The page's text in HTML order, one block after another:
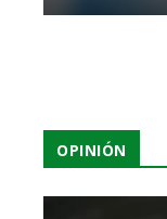
OPINIÓN